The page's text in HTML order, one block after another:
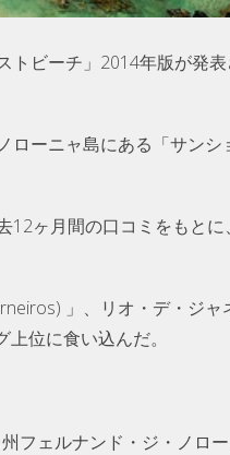
ビーチ」2014年版が発表
ローニャ島にある「サンシ
ヶ月間の口コミをもとに、
」、リオ・デ・ジャ
位に食い込んだ。
フェルナンド・ジ・ノロ